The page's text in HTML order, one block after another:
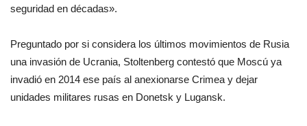
seguridad en décadas».
Preguntado por si considera los últimos movimientos de Rusia
una invasión de Ucrania, Stoltenberg contestó que Moscú ya
invadió en 2014 ese país al anexionarse Crimea y dejar
unidades militares rusas en Donetsk y Lugansk.